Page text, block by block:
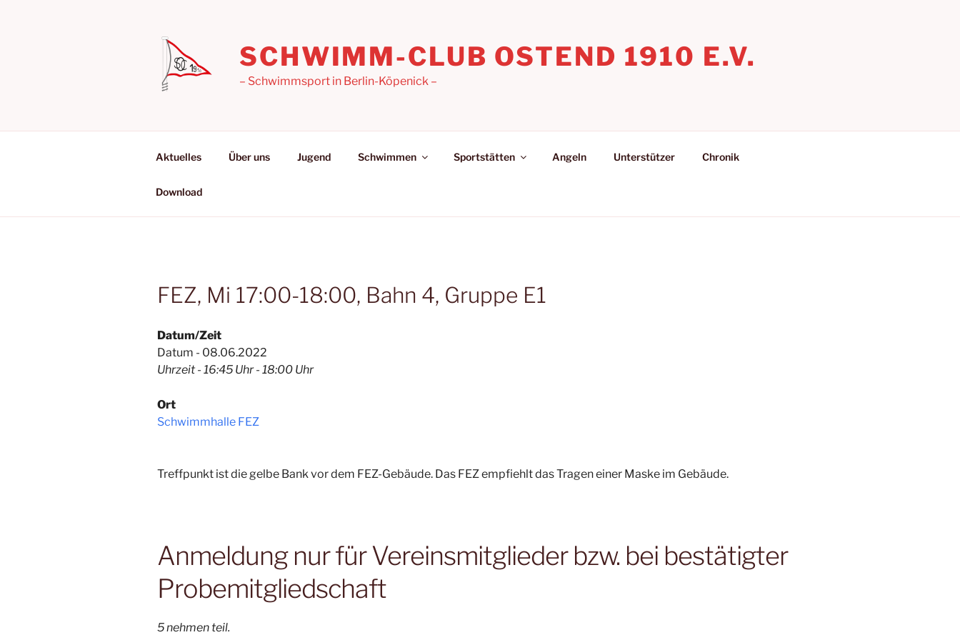
SCHWIMM-CLUB OSTEND 1910 E.V.
– Schwimmsport in Berlin-Köpenick –
Aktuelles Über uns Jugend Schwimmen Sportstätten Angeln Unterstützer Chronik
Download
FEZ, Mi 17:00-18:00, Bahn 4, Gruppe E1
Datum/Zeit
Datum - 08.06.2022
Uhrzeit - 16:45 Uhr - 18:00 Uhr
Ort
Schwimmhalle FEZ
Treffpunkt ist die gelbe Bank vor dem FEZ-Gebäude. Das FEZ empfiehlt das Tragen einer Maske im Gebäude.
Anmeldung nur für Vereinsmitglieder bzw. bei bestätigter
Probemitgliedschaft
5 nehmen teil.